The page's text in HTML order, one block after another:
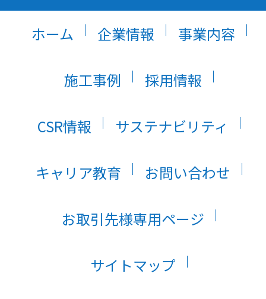
ホーム 企業情報 事業内容
施工事例 採用情報
CSR情報 サステナビリティ
キャリア教育 お問い合わせ
お取引先様専用ページ
サイトマップ